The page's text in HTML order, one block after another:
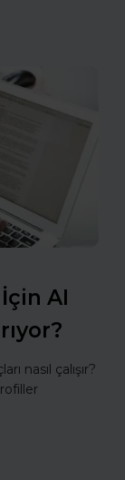
AI
nasıl çalışır?